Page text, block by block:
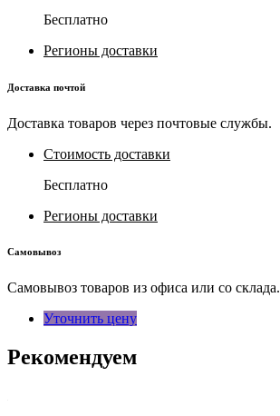
Бесплатно
Регионы доставки
Доставка почтой
Доставка товаров через почтовые службы.
Стоимость доставки
Бесплатно
Регионы доставки
Самовывоз
Самовывоз товаров из офиса или со склада.
Уточнить цену
Рекомендуем